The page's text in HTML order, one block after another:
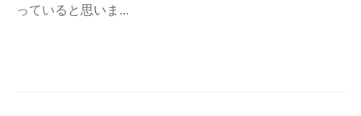
b
っていると思いま...